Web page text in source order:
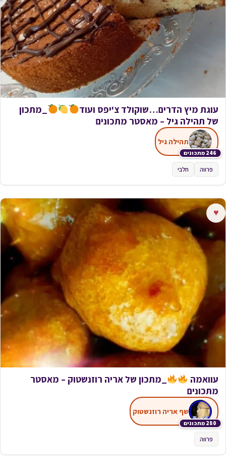
עוגת מיץ הדרים…שוקולד צ'יפס ועוד
_מתכון
של תהילה גיל – מאסטר מתכונים
246 מתכונים
תהילה גיל
פרווה חלבי
♥
עוואמה
_מתכון של אריה רוזנשטוק – מאסטר
מתכונים
280 מתכונים
שף אריה רוזנשטוק
פרווה